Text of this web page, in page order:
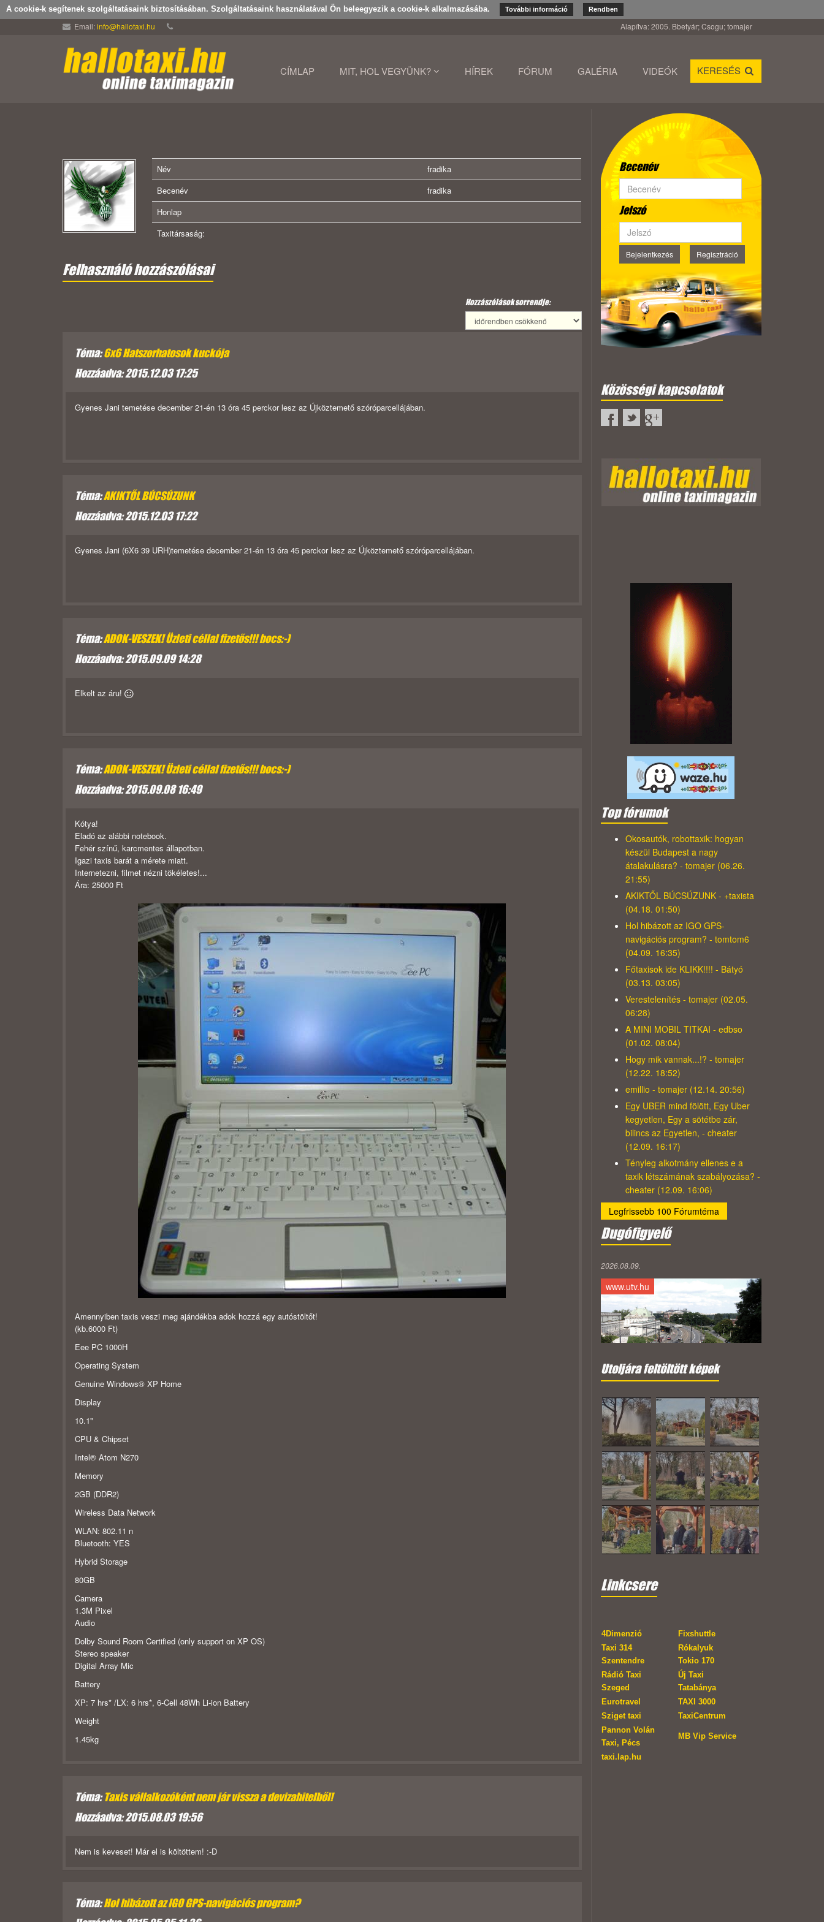
A cookie-k segítenek szolgáltatásaink biztosításában. Szolgáltatásaink használatával Ön beleegyezik a cookie-k alkalmazásába. További információ Rendben
Email:info@hallotaxi.hu Alapítva: 2005. Bbetyár; Csogu; tomajer
CÍMLAP MIT, HOL VEGYÜNK? HÍREK FÓRUM GALÉRIA VIDEÓK KERESÉS
Név
fradika
Becenév
fradika
Honlap
Taxitársaság:
Felhasználó hozzászólásai
Hozzászólások sorrendje:
Téma:6x6 Hatszorhatosok kuckója
Hozzáadva: 2015.12.03 17:25
Gyenes Jani temetése december 21-én 13 óra 45 perckor lesz az Újköztemető szóróparcellájában.
Téma:AKIKTŐL BÚCSÚZUNK
Hozzáadva: 2015.12.03 17:22
Gyenes Jani (6X6 39 URH)temetése december 21-én 13 óra 45 perckor lesz az Újköztemető szóróparcellájában.
Téma:ADOK-VESZEK! Üzleti céllal fizetős!!! bocs:-)
Hozzáadva: 2015.09.09 14:28
Elkelt az áru!
Téma:ADOK-VESZEK! Üzleti céllal fizetős!!! bocs:-)
Hozzáadva: 2015.09.08 16:49
Kótya!
Eladó az alábbi notebook.
Fehér színű, karcmentes állapotban.
Igazi taxis barát a mérete miatt.
Internetezni, filmet nézni tökéletes!...
Ára: 25000 Ft
Amennyiben taxis veszi meg ajándékba adok hozzá egy autóstöltőt!
(kb.6000 Ft)
Eee PC 1000H
Operating System
Genuine Windows® XP Home
Display
10.1"
CPU & Chipset
Intel® Atom N270
Memory
2GB (DDR2)
Wireless Data Network
WLAN: 802.11 n
Bluetooth: YES
Hybrid Storage
80GB
Camera
1.3M Pixel
Audio
Dolby Sound Room Certified (only support on XP OS)
Stereo speaker
Digital Array Mic
Battery
XP: 7 hrs* /LX: 6 hrs*, 6-Cell 48Wh Li-ion Battery
Weight
1.45kg
Téma:Taxis vállalkozóként nem jár vissza a devizahitelből!
Hozzáadva: 2015.08.03 19:56
Nem is keveset! Már el is költöttem! :-D
Téma:Hol hibázott az IGO GPS-navigációs program?
Becenév
Jelszó
Bejelentkezés Regisztráció
Közösségi kapcsolatok
Top fórumok
Okosautók, robottaxik: hogyan
készül Budapest a nagy
átalakulásra? - tomajer (06.26.
21:55)
AKIKTŐL BÚCSÚZUNK - +taxista
(04.18. 01:50)
Hol hibázott az IGO GPS-
navigációs program? - tomtom6
(04.09. 16:35)
Főtaxisok ide KLIKK!!!! - Bátyó
(03.13. 03:05)
Verestelenítés - tomajer (02.05.
06:28)
A MINI MOBIL TITKAI - edbso
(01.02. 08:04)
Hogy mik vannak...!? - tomajer
(12.22. 18:52)
emillio - tomajer (12.14. 20:56)
Egy UBER mind fölött, Egy Uber
kegyetlen, Egy a sötétbe zár,
bilincs az Egyetlen, - cheater
(12.09. 16:17)
Tényleg alkotmány ellenes e a
taxik létszámának szabályozása? -
cheater (12.09. 16:06)
Legfrissebb 100 Fórumtéma
Dugófigyelő
2026.08.09.
www.utv.hu
Utoljára feltöltött képek
Linkcsere
4Dimenzió
Fixshuttle
Taxi 314
Szentendre
Rókalyuk
Tokio 170
Rádió Taxi
Szeged
Új Taxi
Tatabánya
Eurotravel
TAXI 3000
Sziget taxi
TaxiCentrum
Pannon Volán
Taxi, Pécs
MB Vip Service
taxi.lap.hu